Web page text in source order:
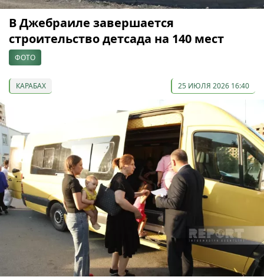
В Джебраиле завершается
строительство детсада на 140 мест
ФОТО
КАРАБАХ 25 ИЮЛЯ 2026 16:40